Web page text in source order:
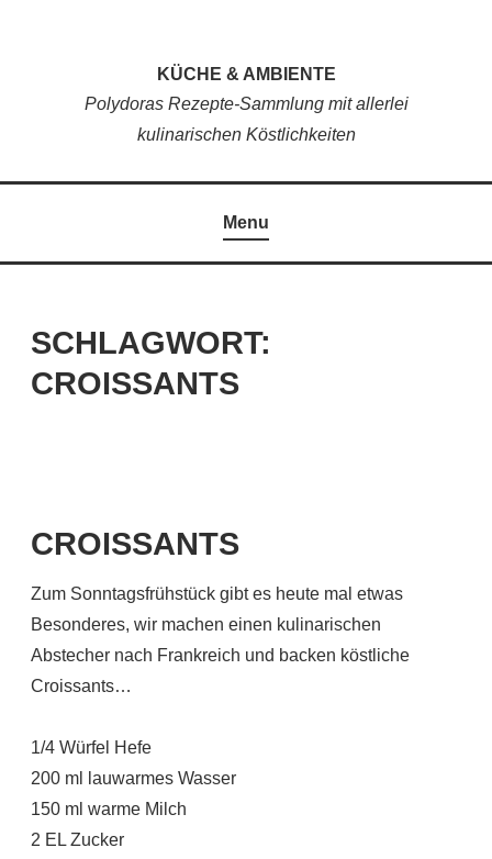
KÜCHE & AMBIENTE
Polydoras Rezepte-Sammlung mit allerlei
kulinarischen Köstlichkeiten
Menu
SCHLAGWORT:
CROISSANTS
CROISSANTS
Zum Sonntagsfrühstück gibt es heute mal etwas
Besonderes, wir machen einen kulinarischen
Abstecher nach Frankreich und backen köstliche
Croissants…
1/4 Würfel Hefe
200 ml lauwarmes Wasser
150 ml warme Milch
2 EL Zucker